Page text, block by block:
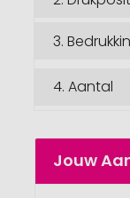
3.
4. Aantal
Jouw